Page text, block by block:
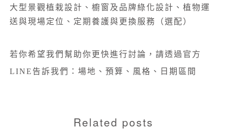
大型景觀植栽設計 、 櫥窗及品牌綠化設計 、 植物運
送與現場定位 、 定期養護與更換服務（選配）
若你希望我們幫助你更快進行討論，請透過官方
LINE告訴我們：場地、預算、風格、日期區間
Related posts